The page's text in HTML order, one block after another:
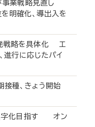
事業戦略見直し
明確化、導出入を
戦略を具体化 エ
進行に応じたパイ
接種、きょう開始
字化目指す オン